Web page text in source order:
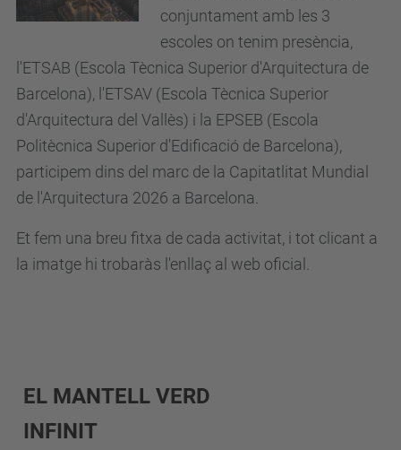
conjuntament amb les 3
escoles on tenim presència,
l'ETSAB (Escola Tècnica Superior d'Arquitectura de
Barcelona), l'ETSAV (Escola Tècnica Superior
d'Arquitectura del Vallès) i la EPSEB (Escola
Politècnica Superior d'Edificació de Barcelona),
participem dins del marc de la Capitatlitat Mundial
de l'Arquitectura 2026 a Barcelona.
Et fem una breu fitxa de cada activitat, i tot clicant a
la imatge hi trobaràs l'enllaç al web oficial.
EL MANTELL VERD
INFINIT